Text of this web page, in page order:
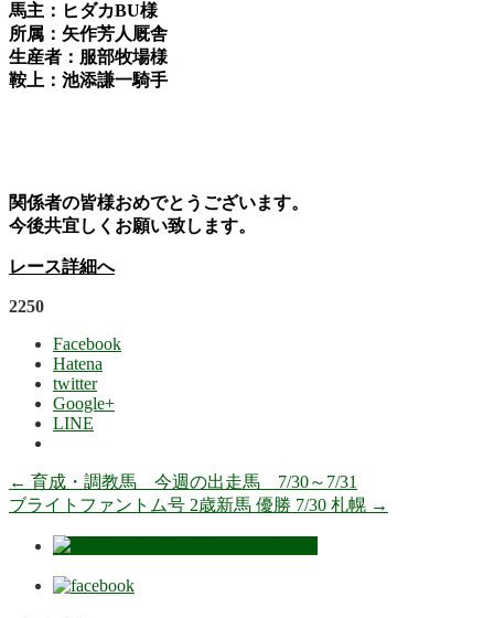
馬主：ヒダカBU様
所属：矢作芳人厩舎
生産者：服部牧場様
鞍上：池添謙一騎手
関係者の皆様おめでとうございます。
今後共宜しくお願い致します。
レース詳細へ
2250
Facebook
Hatena
twitter
Google+
LINE
← 育成・調教馬 今週の出走馬 7/30～7/31
ブライトファントム号 2歳新馬 優勝 7/30 札幌 →